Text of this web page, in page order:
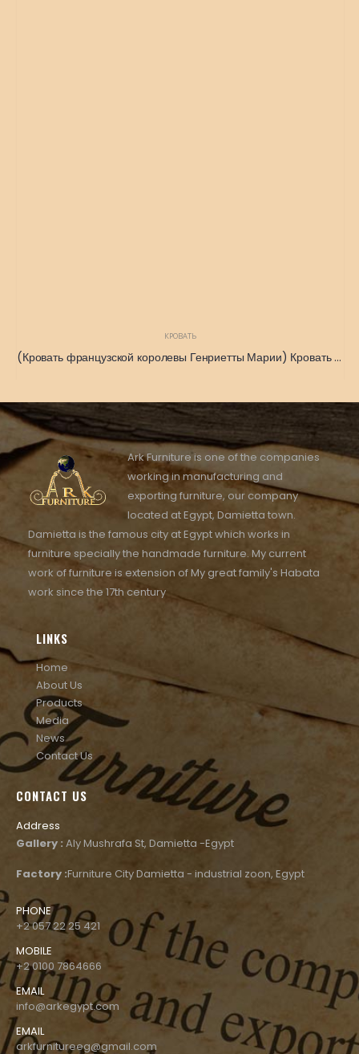
КРОВАТЬ
(Кровать французской королевы Генриетты Марии) Кровать из дворца королевы Генриетты Марии Французское наследие
Ark Furniture is one of the companies
working in manufacturing and
exporting furniture, our company
located at Egypt, Damietta town.
Damietta is the famous city at Egypt which works in
furniture specially the handmade furniture. My current
work of furniture is extension of My great family's Habata
work since the 17th century
LINKS
Home
About Us
Products
Media
News
Contact Us
CONTACT US
Address
Gallery : Aly Mushrafa St, Damietta -Egypt
Factory :Furniture City Damietta - industrial zoon, Egypt
PHONE
+2 057 22 25 421
MOBILE
+2 0100 7864666
EMAIL
info@arkegypt.com
EMAIL
arkfurnitureeg@gmail.com